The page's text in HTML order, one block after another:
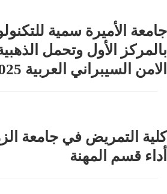
جامعة الأميرة سمية
بالمركز الأول وتحمل
الامن السيبراني العربية 2025
كلية التمريض في جامعة
أداء قسم المهنة